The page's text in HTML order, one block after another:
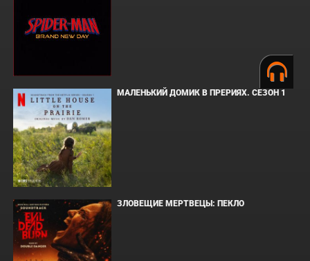
МАЛЕНЬКИЙ ДОМИК В ПРЕРИЯХ. СЕЗОН 1
ЗЛОВЕЩИЕ МЕРТВЕЦЫ: ПЕКЛО